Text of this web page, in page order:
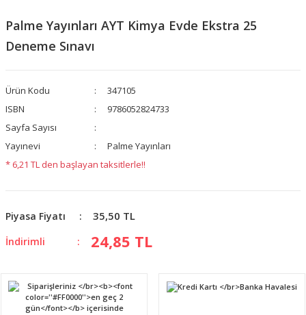
Palme Yayınları AYT Kimya Evde Ekstra 25
Deneme Sınavı
Ürün Kodu
347105
ISBN
9786052824733
Sayfa Sayısı
Yayınevi
Palme Yayınları
* 6,21 TL den başlayan taksitlerle!!
Piyasa Fiyatı 35,50 TL
İndirimli 24,85 TL